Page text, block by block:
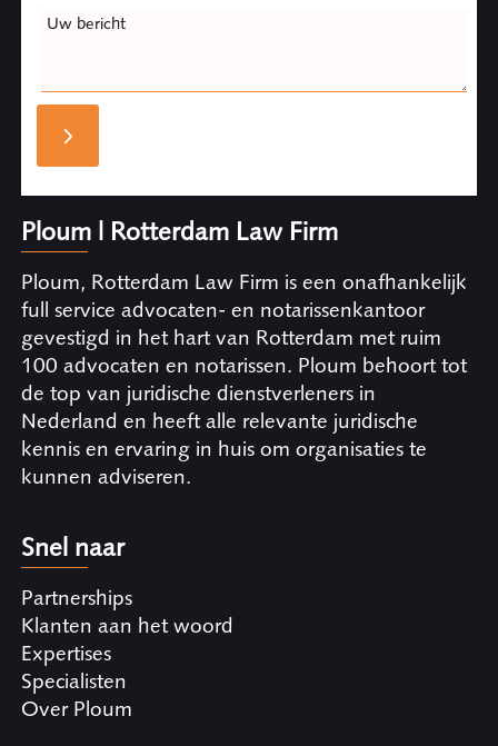
Uw bericht
Ploum | Rotterdam Law Firm
Ploum, Rotterdam Law Firm is een onafhankelijk
full service advocaten- en notarissenkantoor
gevestigd in het hart van Rotterdam met ruim
100 advocaten en notarissen. Ploum behoort tot
de top van juridische dienstverleners in
Nederland en heeft alle relevante juridische
kennis en ervaring in huis om organisaties te
kunnen adviseren.
Snel naar
Partnerships
Klanten aan het woord
Expertises
Specialisten
Over Ploum